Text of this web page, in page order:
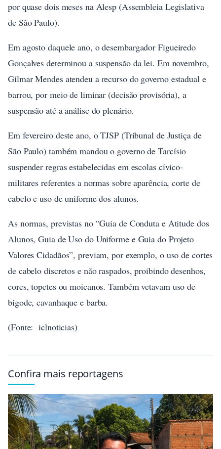
por quase dois meses na Alesp (Assembleia Legislativa
de São Paulo).
Em agosto daquele ano, o desembargador Figueiredo
Gonçalves determinou a suspensão da lei. Em novembro,
Gilmar Mendes atendeu a recurso do governo estadual e
barrou, por meio de liminar (decisão provisória), a
suspensão até a análise do plenário.
Em fevereiro deste ano, o TJSP (Tribunal de Justiça de
São Paulo) também mandou o governo de Tarcísio
suspender regras estabelecidas em escolas cívico-
militares referentes a normas sobre aparência, corte de
cabelo e uso de uniforme dos alunos.
As normas, previstas no “Guia de Conduta e Atitude dos
Alunos, Guia de Uso do Uniforme e Guia do Projeto
Valores Cidadãos”, previam, por exemplo, o uso de cortes
de cabelo discretos e não raspados, proibindo desenhos,
cores, topetes ou moicanos. Também vetavam uso de
bigode, cavanhaque e barba.
(Fonte: iclnoticias)
Confira mais reportagens